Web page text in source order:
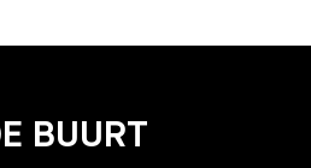
1958
BUURT